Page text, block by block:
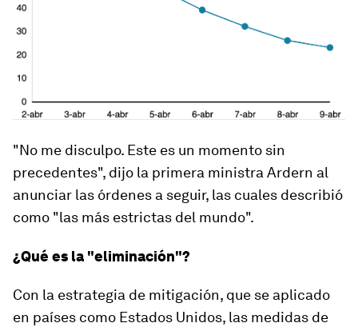
"No me disculpo. Este es un momento sin
precedentes", dijo la primera ministra Ardern al
anunciar las órdenes a seguir, las cuales describió
como "las más estrictas del mundo".
¿Qué es la "eliminación"?
Con la estrategia de mitigación, que se aplicado
en países como Estados Unidos, las medidas de